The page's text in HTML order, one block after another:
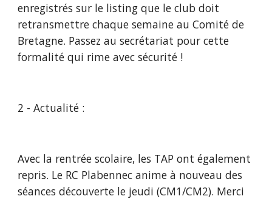
enregistrés sur le listing que le club doit
retransmettre chaque semaine au Comité de
Bretagne. Passez au secrétariat pour cette
formalité qui rime avec sécurité !
2 - Actualité :
Avec la rentrée scolaire, les TAP ont également
repris. Le RC Plabennec anime à nouveau des
séances découverte le jeudi (CM1/CM2). Merci